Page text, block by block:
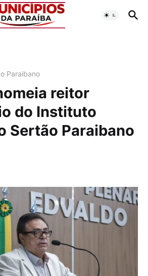
Paraibano
reitor
do Instituto
Sertão Paraibano